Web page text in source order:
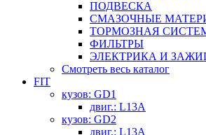
ПОДВЕСКА
СМАЗОЧНЫЕ
ТОРМОЗНАЯ
ФИЛЬТРЫ
ЭЛЕКТРИКА И
Смотреть весь каталог
FIT
кузов: GD1
двиг.: L13A
кузов: GD2
двиг.: L13A